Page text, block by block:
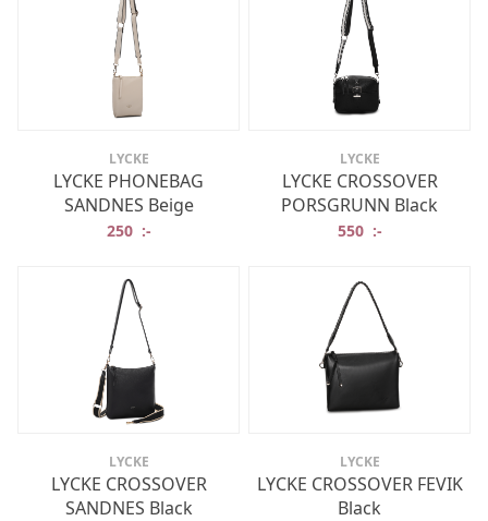
LYCKE
LYCKE PHONEBAG
SANDNES Beige
250 :-
LYCKE
LYCKE CROSSOVER
PORSGRUNN Black
550 :-
LYCKE
LYCKE CROSSOVER
SANDNES Black
LYCKE
LYCKE CROSSOVER FEVIK
Black